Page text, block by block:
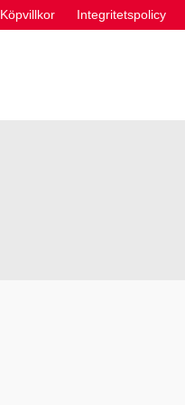
Köpvillkor Integritetspolicy